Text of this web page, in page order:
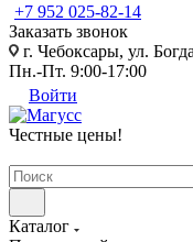
+7 952 025-82-14
Заказать звонок
г. Чебоксары, ул.
Пн.-Пт. 9:00-17:00
Войти
Честные цены!
Каталог